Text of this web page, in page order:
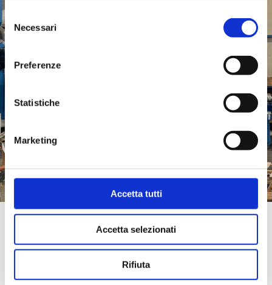
del
consenso
Necessari
Preferenze
Statistiche
Marketing
Accetta tutti
Accetta selezionati
Rifiuta
Metodi di analisi sulle apparecchiature di
Per le verifiche strutturali sugli impianti di sollevamento
possono essere utilizzati i seguenti metodi: gli esami